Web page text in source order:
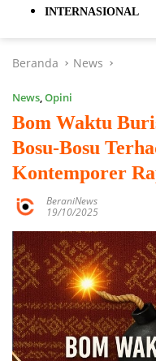
INTERNASIONAL
Beranda News
News,Opini
Bom Waktu
Bosu-Bosu
Kontemporer
BeraniNews
19/10/2025